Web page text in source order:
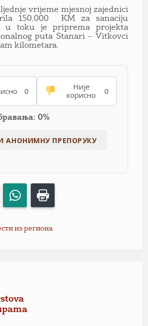
vrijeme mjesnoj zajednici
150.000 KM za sanaciju
u toku je priprema projekta
puta Stanari – Vitkovci
kilometara.
0
Није
корисно
0
0%
WhatsApp
из региона